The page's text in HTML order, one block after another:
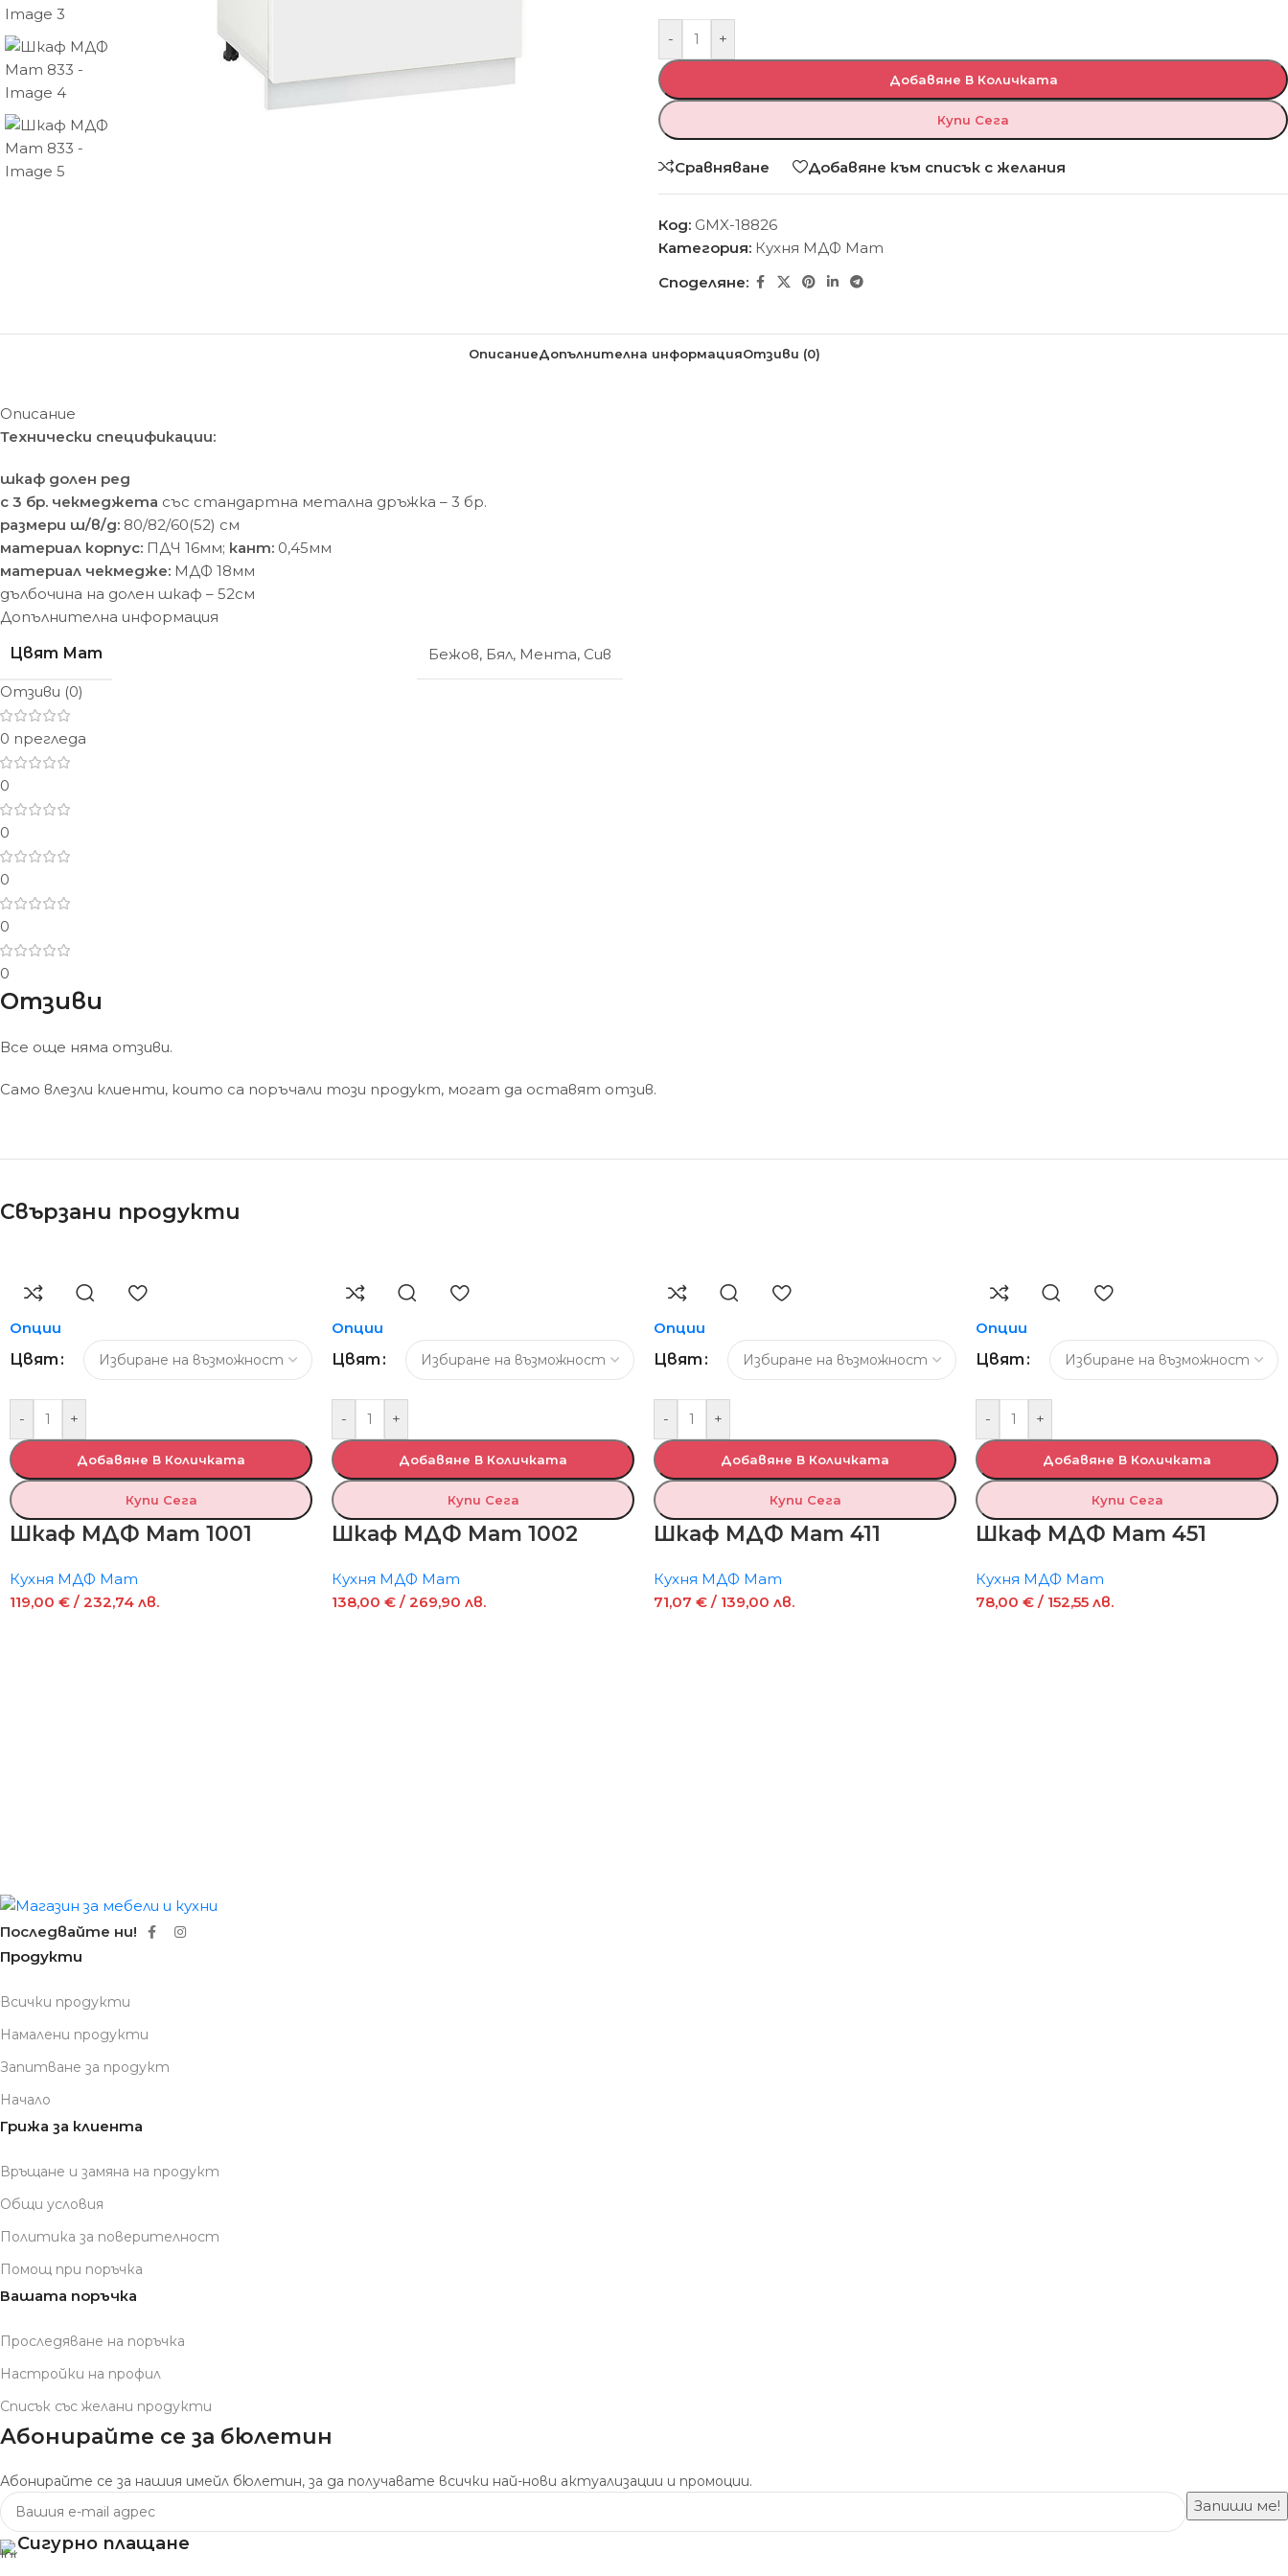
- +
Добавяне В Количката
Купи Сега
Сравняване Добавяне към списък с желания
Код: GMX-18826
Категория: Кухня МДФ Мат
Споделяне:
ОписаниеДопълнителна информацияОтзиви (0)
Описание
Технически спецификации:
шкаф долен ред
с 3 бр. чекмеджета със стандартна метална дръжка – 3 бр.
размери ш/в/д: 80/82/60(52) cм
материал корпус: ПДЧ 16мм; кант: 0,45мм
материал чекмедже: МДФ 18мм
дълбочина на долен шкаф – 52см
Допълнителна информация
Цвят Мат
Бежов, Бял, Мента, Сив
Отзиви (0)
0 прегледа
0
0
0
0
0
Отзиви
Все още няма отзиви.
Само влезли клиенти, които са поръчали този продукт, могат да оставят отзив.
Свързани продукти
Опции
Цвят
- +
Добавяне В Количката
Купи Сега
Шкаф МДФ Мат 1001
Кухня МДФ Мат
119,00 € / 232,74 лв.
Опции
Цвят
- +
Добавяне В Количката
Купи Сега
Шкаф МДФ Мат 1002
Кухня МДФ Мат
138,00 € / 269,90 лв.
Опции
Цвят
- +
Добавяне В Количката
Купи Сега
Шкаф МДФ Мат 411
Кухня МДФ Мат
71,07 € / 139,00 лв.
Опции
Цвят
- +
Добавяне В Количката
Купи Сега
Шкаф МДФ Мат 451
Кухня МДФ Мат
78,00 € / 152,55 лв.
Последвайте ни!
Продукти
Всички продукти
Намалени продукти
Запитване за продукт
Начало
Грижа за клиента
Връщане и замяна на продукт
Общи условия
Политика за поверителност
Помощ при поръчка
Вашата поръчка
Проследяване на поръчка
Настройки на профил
Списък със желани продукти
Абонирайте се за бюлетин
Абонирайте се за нашия имейл бюлетин, за да получавате всички най-нови актуализации и промоции.
Сигурно плащане